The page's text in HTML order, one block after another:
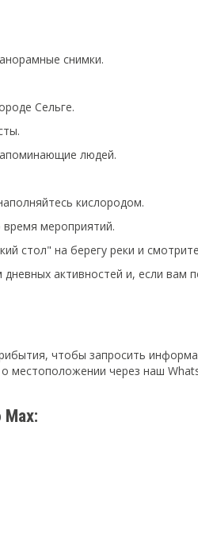
снимки.
Сельге.
людей.
кислородом.
мероприятий.
стол" на берегу реки и
активностей и, если вам
чтобы запросить
местоположении через наш